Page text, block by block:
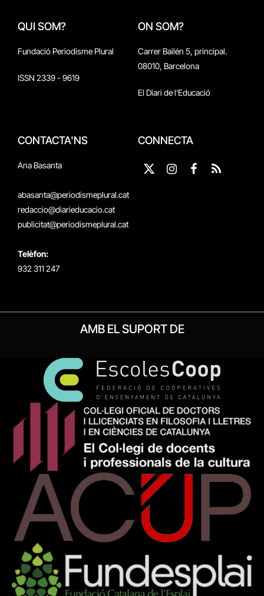
QUI SOM?
Fundació Periodisme Plural
ISSN 2339 - 9619
ON SOM?
Carrer Bailén 5, principal.
08010, Barcelona
El Diari de l'Educació
CONTACTA'NS
Ana Basanta
abasanta@periodismeplural.cat
redaccio@diarieducacio.cat
publicitat@periodismeplural.cat
Telèfon:
932 311 247
CONNECTA
X
Instagram
Facebook
RSS
AMB EL SUPORT DE